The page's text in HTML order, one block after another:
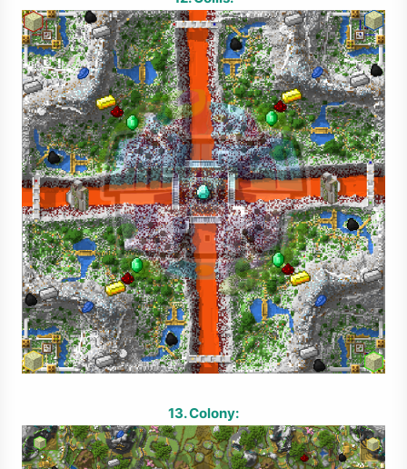
13. Colony: